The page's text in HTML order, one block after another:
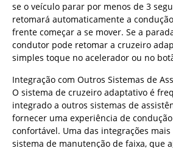
se o veículo parar por menos de 3
retomará automaticamente a
frente começar a se mover. Se a
condutor pode retomar a cruzeiro
simples toque no acelerador ou no
Integração com Outros Sistemas de
O sistema de cruzeiro adaptativo é
integrado a outros sistemas de
fornecer uma experiência de
confortável. Uma das integrações
sistema de manutenção de faixa, que